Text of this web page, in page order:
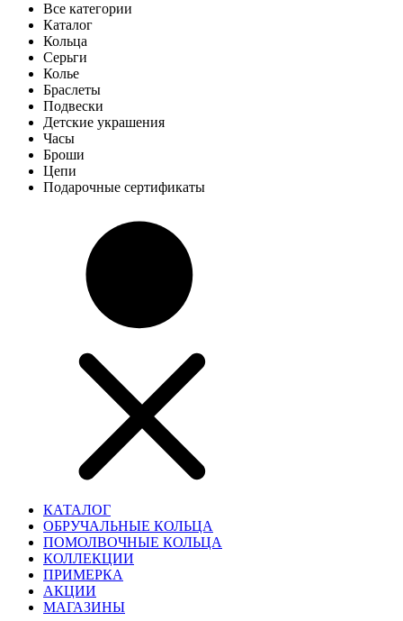
Все категории
Каталог
Кольца
Серьги
Колье
Браслеты
Подвески
Детские украшения
Часы
Броши
Цепи
Подарочные сертификаты
КАТАЛОГ
ОБРУЧАЛЬНЫЕ КОЛЬЦА
ПОМОЛВОЧНЫЕ КОЛЬЦА
КОЛЛЕКЦИИ
ПРИМЕРКА
АКЦИИ
МАГАЗИНЫ